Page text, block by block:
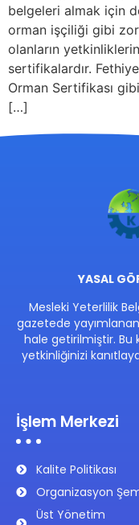
belgeleri almak için
orman işçiliği gibi
olanların
sertifikalardır.
Orman Sertifikası
[…]
YASAL
Mesleki Yeterlilik
gazetede yayımlanan
hale getirilmiştir. Bu
yetkinliğinizi
İşlem Merkezi
Kalite Politikası
Organizasyon
Üst Yönetim